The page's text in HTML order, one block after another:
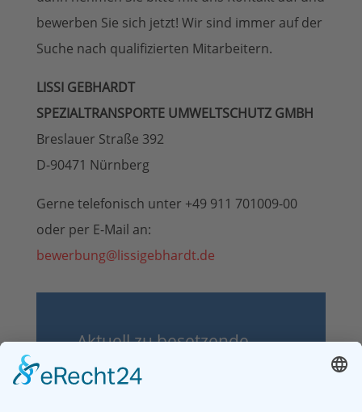
bewerben Sie sich jetzt! Wir sind immer auf der
Suche nach qualifizierten Mitarbeitern.
LISSI GEBHARDT
SPEZIALTRANSPORTE UMWELTSCHUTZ GMBH
Breslauer Straße 392
D-90471 Nürnberg
Gerne telefonisch unter +49 911 701009-00
oder per E-Mail an:
bewerbung@lissigebhardt.de
Aktuell zu besetzende
Lkw-Fahrer (m/w)